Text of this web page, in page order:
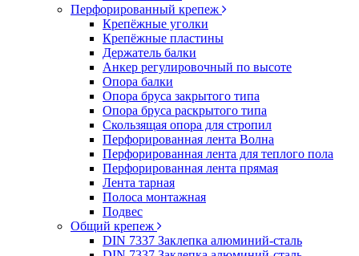
Перфорированный крепеж
Крепёжные уголки
Крепёжные пластины
Держатель балки
Анкер регулировочный по высоте
Опора балки
Опора бруса закрытого типа
Опора бруса раскрытого типа
Скользящая опора для стропил
Перфорированная лента Волна
Перфорированная лента для теплого пола
Перфорированная лента прямая
Лента тарная
Полоса монтажная
Подвес
Общий крепеж
DIN 7337 Заклепка алюминий-сталь